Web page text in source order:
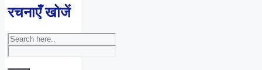
रचनाएँ खोजें